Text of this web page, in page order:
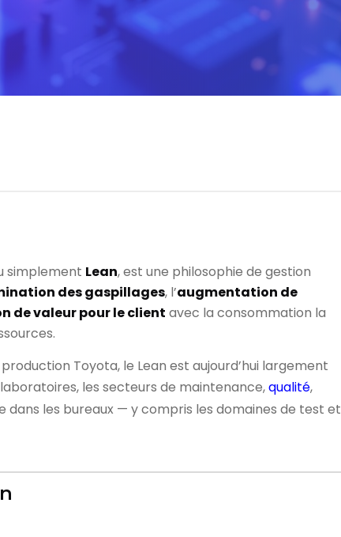
simplement Lean, est une philosophie de gestion
des gaspillages, l’augmentation de
de valeur pour le client avec la consommation la
Toyota, le Lean est aujourd’hui largement
laboratoires, les secteurs de maintenance,qualité,
dans les bureaux — y compris les domaines de test et